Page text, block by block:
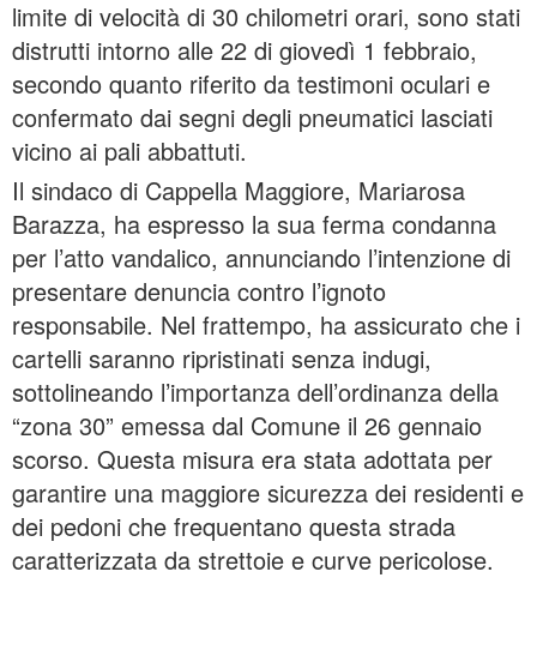
limite di velocità di 30 chilometri orari, sono stati
distrutti intorno alle 22 di giovedì 1 febbraio,
secondo quanto riferito da testimoni oculari e
confermato dai segni degli pneumatici lasciati
vicino ai pali abbattuti.
Il sindaco di Cappella Maggiore, Mariarosa
Barazza, ha espresso la sua ferma condanna
per l’atto vandalico, annunciando l’intenzione di
presentare denuncia contro l’ignoto
responsabile. Nel frattempo, ha assicurato che i
cartelli saranno ripristinati senza indugi,
sottolineando l’importanza dell’ordinanza della
“zona 30” emessa dal Comune il 26 gennaio
scorso. Questa misura era stata adottata per
garantire una maggiore sicurezza dei residenti e
dei pedoni che frequentano questa strada
caratterizzata da strettoie e curve pericolose.